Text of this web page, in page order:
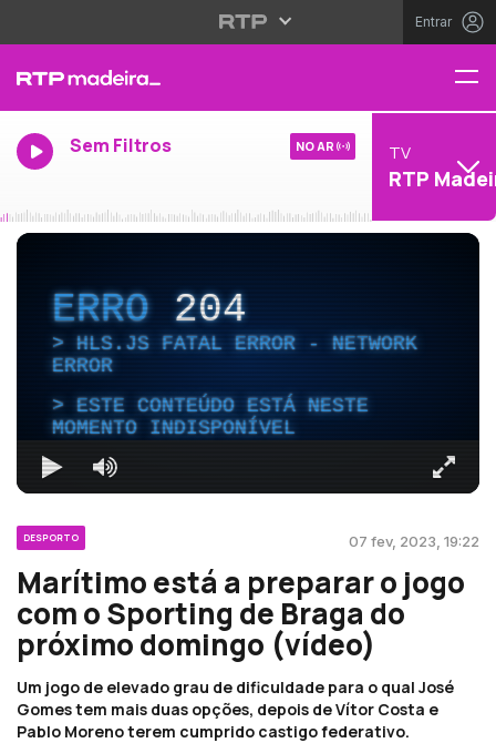
Entrar
Sem Filtros NO AR TV
RTP
ERRO204
HLS.JS FATAL ERROR - NETWORK
ERROR
ESTE CONTEÚDO ESTÁ NESTE
MOMENTO INDISPONÍVEL
DESPORTO 07 fev, 2023, 19:22
Marítimo está a preparar o jogo
com o Sporting de Braga do
próximo domingo (vídeo)
Um jogo de elevado grau de dificuldade para o qual José
Gomes tem mais duas opções, depois de Vítor Costa e
Pablo Moreno terem cumprido castigo federativo.